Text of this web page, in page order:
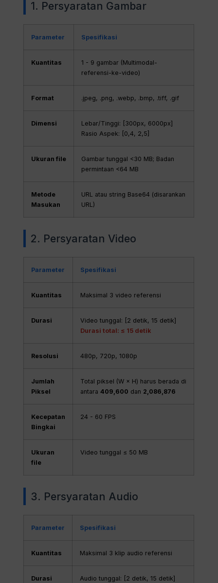
1. Persyaratan Gambar
Parameter Spesifikasi
Kuantitas
1 - 9 gambar (Multimodal-
referensi-ke-video)
Format .jpeg, .png, .webp, .bmp, .tiff, .gif
Dimensi
Lebar/Tinggi: [300px, 6000px]
Rasio Aspek: [0,4, 2,5]
Ukuran file
Gambar tunggal <30 MB; Badan
permintaan <64 MB
Metode
Masukan
URL atau string Base64 (disarankan
URL)
2. Persyaratan Video
Parameter Spesifikasi
Kuantitas Maksimal 3 video referensi
Durasi
Video tunggal: [2 detik, 15 detik]
Durasi total: ≤ 15 detik
Resolusi 480p, 720p, 1080p
Jumlah
Piksel
Total piksel (W × H) harus berada di
antara409,600 dan 2,086,876
Kecepatan
Bingkai
24 - 60 FPS
Ukuran
file
Video tunggal ≤ 50 MB
3. Persyaratan Audio
Parameter Spesifikasi
Kuantitas Maksimal 3 klip audio referensi
Durasi
Audio tunggal: [2 detik, 15 detik]